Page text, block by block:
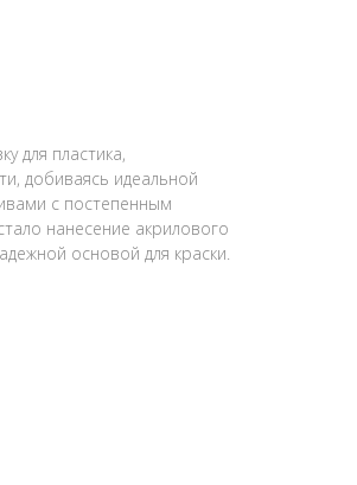
для пластика,
добиваясь идеальной
с постепенным
нанесение акрилового
основой для краски.